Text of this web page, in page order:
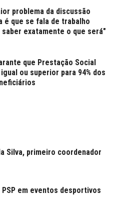
problema da discussão
é que se fala de trabalho
exatamente o que será"
que Prestação Social
ou superior para 94% dos
Silva, primeiro coordenador
em eventos desportivos